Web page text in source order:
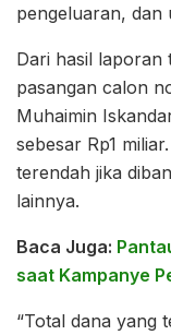
pengeluaran, dan
Dari hasil laporan
pasangan calon
Muhaimin
sebesar Rp1
terendah jika
lainnya.
Baca Juga:
saat Kampanye
“Total dana yang